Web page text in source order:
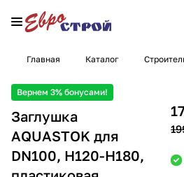
Главная Каталог
Вернем 3% бонусами!
Заглушка
AQUASTOK для
DN100, Н120-Н180,